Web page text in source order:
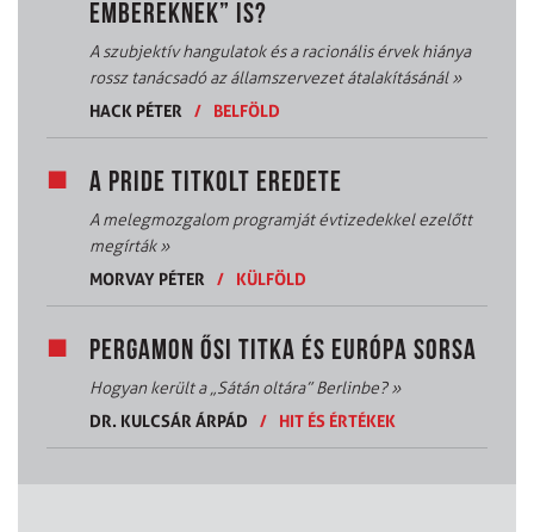
EMBEREKNEK” IS?
A szubjektív hangulatok és a racionális érvek hiánya
rossz tanácsadó az államszervezet átalakításánál»
HACK PÉTER / BELFÖLD
A PRIDE TITKOLT EREDETE
A melegmozgalom programját évtizedekkel ezelőtt
megírták»
MORVAY PÉTER / KÜLFÖLD
PERGAMON ŐSI TITKA ÉS EURÓPA SORSA
Hogyan került a „Sátán oltára” Berlinbe?»
DR. KULCSÁR ÁRPÁD
/ HIT ÉS ÉRTÉKEK